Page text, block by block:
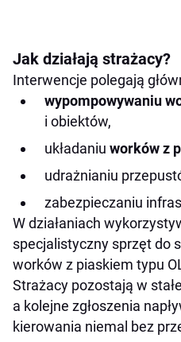
Jak działają strażacy?
Interwencje polegają
wypompowywaniu
i obiektów,
układaniu worków z
udrażnianiu
zabezpieczaniu
W działaniach
specjalistyczny sprzęt do
worków z piaskiem typu
Strażacy pozostają w
a kolejne zgłoszenia
kierowania niemal bez